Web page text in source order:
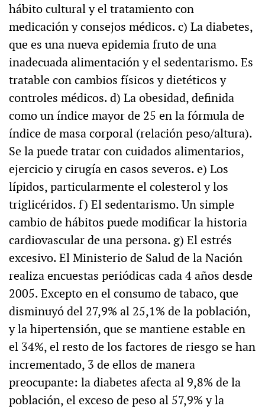
hábito cultural y el tratamiento con
medicación y consejos médicos. c) La diabetes,
que es una nueva epidemia fruto de una
inadecuada alimentación y el sedentarismo. Es
tratable con cambios físicos y dietéticos y
controles médicos. d) La obesidad, definida
como un índice mayor de 25 en la fórmula de
índice de masa corporal (relación peso/altura).
Se la puede tratar con cuidados alimentarios,
ejercicio y cirugía en casos severos. e) Los
lípidos, particularmente el colesterol y los
triglicéridos. f) El sedentarismo. Un simple
cambio de hábitos puede modificar la historia
cardiovascular de una persona. g) El estrés
excesivo. El Ministerio de Salud de la Nación
realiza encuestas periódicas cada 4 años desde
2005. Excepto en el consumo de tabaco, que
disminuyó del 27,9% al 25,1% de la población,
y la hipertensión, que se mantiene estable en
el 34%, el resto de los factores de riesgo se han
incrementado, 3 de ellos de manera
preocupante: la diabetes afecta al 9,8% de la
población, el exceso de peso al 57,9% y la